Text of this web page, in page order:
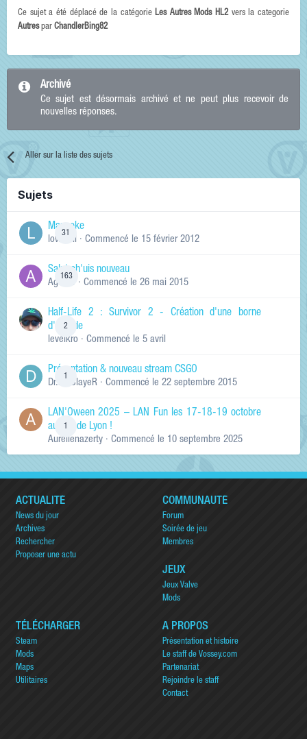
Ce sujet a été déplacé de la catégorieLes Autres Mods HL2vers la categorie
Autrespar ChandlerBing82
Archivé
Ce sujet est désormais archivé et ne peut plus recevoir de
nouvelles réponses.
Aller sur la liste des sujets
Sujets
31
Manneke
lowskill · Commencé le 15 février 2012
163
Salut ch'uis nouveau
Ag0Nie · Commencé le 26 mai 2015
2
Half-Life 2 : Survivor 2 - Création d'une borne
d'arcade
levelkro · Commencé le 5 avril
Présentation & nouveau stream CSGO
Dr.KinSlayeR · Commencé le 22 septembre 2015
LAN'Oween 2025 – LAN Fun les 17-18-19 octobre
au sud de Lyon !
Aurelienazerty · Commencé le 10 septembre 2025
ACTUALITÉ
News du jour
Archives
Rechercher
Proposer une actu
COMMUNAUTÉ
Forum
Soirée de jeu
Membres
JEUX
Jeux Valve
Mods
TÉLÉCHARGER
Steam
Mods
Maps
Utilitaires
A PROPOS
Présentation et histoire
Le staff de Vossey.com
Partenariat
Rejoindre le staff
Contact